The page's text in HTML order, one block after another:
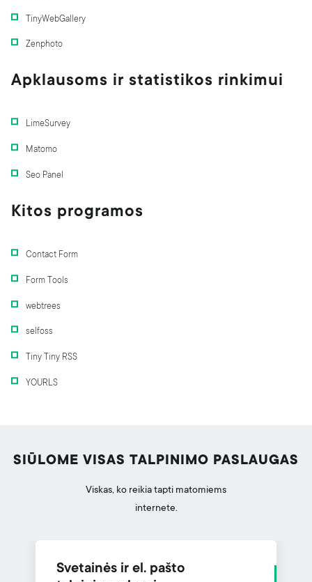
TinyWebGallery
Zenphoto
Apklausoms ir statistikos rinkimui
LimeSurvey
Matomo
Seo Panel
Kitos programos
Contact Form
Form Tools
webtrees
selfoss
Tiny Tiny RSS
YOURLS
SIŪLOME VISAS TALPINIMO PASLAUGAS
Viskas, ko reikia tapti matomiems
internete.
Svetainės ir el. pašto